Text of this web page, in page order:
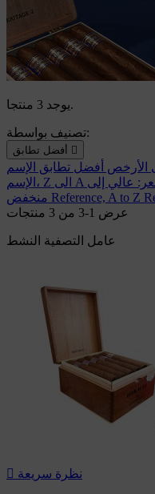
يوجد 3 منتجا.
تصنيف بواسطة:

الأرخص أفضل تطابق
الإسم، Z الى A عالي إلى
Reference, A to Z
عرض 1-3 من 3 منتجات
عامل التصفية النشط
 نظرة سريعة